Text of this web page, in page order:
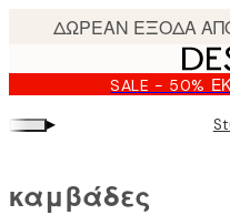
content.
SALE - 50%
▸
καμβάδες